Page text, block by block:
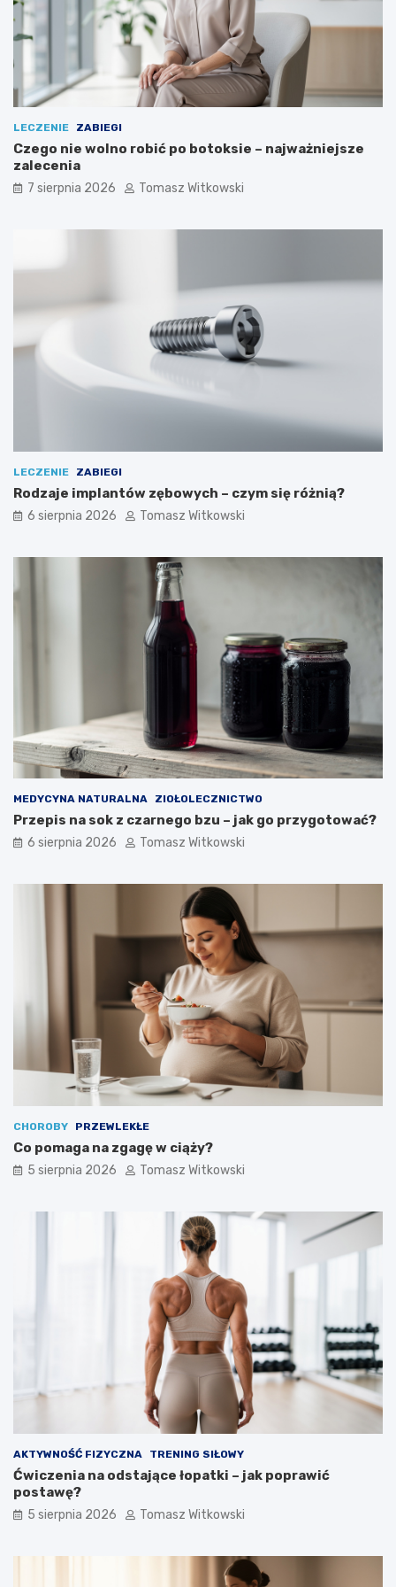
LECZENIE ZABIEGI
Czego nie wolno robić po botoksie – najważniejsze
zalecenia
7 sierpnia 2026 Tomasz Witkowski
LECZENIE ZABIEGI
Rodzaje implantów zębowych – czym się różnią?
6 sierpnia 2026 Tomasz Witkowski
MEDYCYNA NATURALNA ZIOŁOLECZNICTWO
Przepis na sok z czarnego bzu – jak go przygotować?
6 sierpnia 2026 Tomasz Witkowski
CHOROBY PRZEWLEKŁE
Co pomaga na zgagę w ciąży?
5 sierpnia 2026 Tomasz Witkowski
AKTYWNOŚĆ FIZYCZNA TRENING SIŁOWY
Ćwiczenia na odstające łopatki – jak poprawić
postawę?
5 sierpnia 2026 Tomasz Witkowski